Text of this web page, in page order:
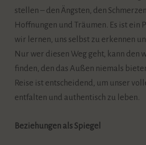
stellen – den Ängsten, den
Hoffnungen und Träumen. Es ist ein
wir lernen, uns selbst zu erkennen
Nur wer diesen Weg geht, kann den
finden, den das Außen niemals
Reise ist entscheidend, um unser
entfalten und authentisch zu leben.
Beziehungen als Spiegel